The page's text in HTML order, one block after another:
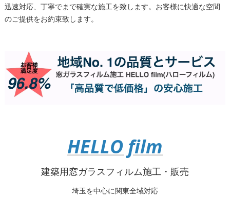
迅速対応、丁寧でまで確実な施工を致します。お客様に快適な空間
のご提供をお約束致します。
HELLO film
建築用窓ガラスフィルム施工・販売
埼玉を中心に関東全域対応